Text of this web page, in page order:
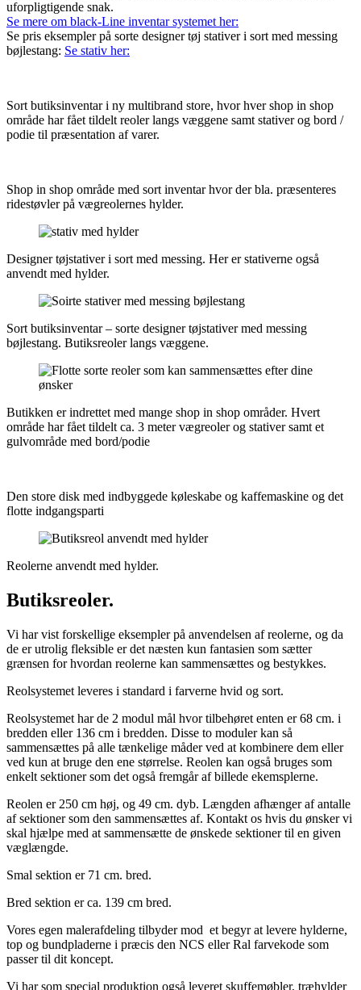
uforpligtigende snak.
Se mere om black-Line inventar systemet her:
Se pris eksempler på sorte designer tøj stativer i sort med messing
bøjlestang: Se stativ her:
Sort butiksinventar i ny multibrand store, hvor hver shop in shop
område har fået tildelt reoler langs væggene samt stativer og bord /
podie til præsentation af varer.
Shop in shop område med sort inventar hvor der bla. præsenteres
ridestøvler på vægreolernes hylder.
Designer tøjstativer i sort med messing. Her er stativerne også
anvendt med hylder.
Sort butiksinventar – sorte designer tøjstativer med messing
bøjlestang. Butiksreoler langs væggene.
Butikken er indrettet med mange shop in shop områder. Hvert
område har fået tildelt ca. 3 meter vægreoler og stativer samt et
gulvområde med bord/podie
Den store disk med indbyggede køleskabe og kaffemaskine og det
flotte indgangsparti
Reolerne anvendt med hylder.
Butiksreoler.
Vi har vist forskellige eksempler på anvendelsen af reolerne, og da
de er utrolig fleksible er det næsten kun fantasien som sætter
grænsen for hvordan reolerne kan sammensættes og bestykkes.
Reolsystemet leveres i standard i farverne hvid og sort.
Reolsystemet har de 2 modul mål hvor tilbehøret enten er 68 cm. i
bredden eller 136 cm i bredden. Disse to moduler kan så
sammensættes på alle tænkelige måder ved at kombinere dem eller
ved kun at bruge den ene størrelse. Reolen kan også bruges som
enkelt sektioner som det også fremgår af billede ekemsplerne.
Reolen er 250 cm høj, og 49 cm. dyb. Længden afhænger af antalle
af sektioner som den sammensættes af. Kontakt os hvis du ønsker vi
skal hjælpe med at sammensætte de ønskede sektioner til en given
væglængde.
Smal sektion er 71 cm. bred.
Bred sektion er ca. 139 cm bred.
Vores egen malerafdeling tilbyder mod et begyr at levere hylderne,
top og bundpladerne i præcis den NCS eller Ral farvekode som
passer til dit koncept.
Vi har som special produktion også leveret skuffemøbler, træhylder